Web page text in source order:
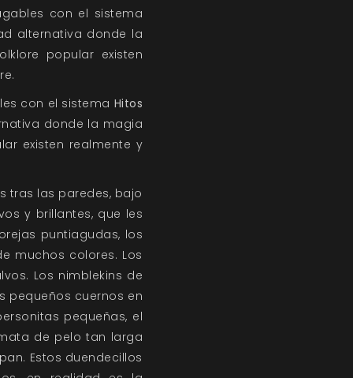
con el sistema
alternativa donde la
popular existen
con el sistema Hitos
donde la magia
existen realmente y
tras las paredes, bajo
y brillantes, que les
puntiagudas, los
muchos colores. Los
Los nimblekins de
pequeños cuernos en
pequeñas, el
de pelo tan larga
Estos duendecillos